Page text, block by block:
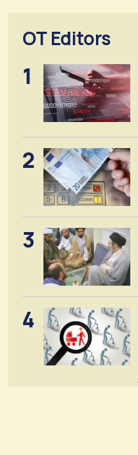
OT Editors
1
2
3
4